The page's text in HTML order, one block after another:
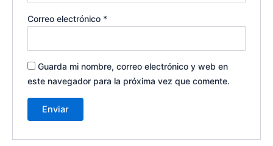
Correo electrónico *
Guarda mi nombre, correo electrónico y web en
este navegador para la próxima vez que comente.